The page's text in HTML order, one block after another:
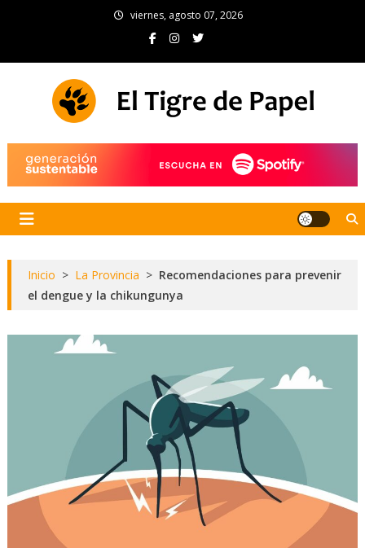
viernes, agosto 07, 2026
Inicio > La Provincia > Recomendaciones para prevenir
el dengue y la chikungunya